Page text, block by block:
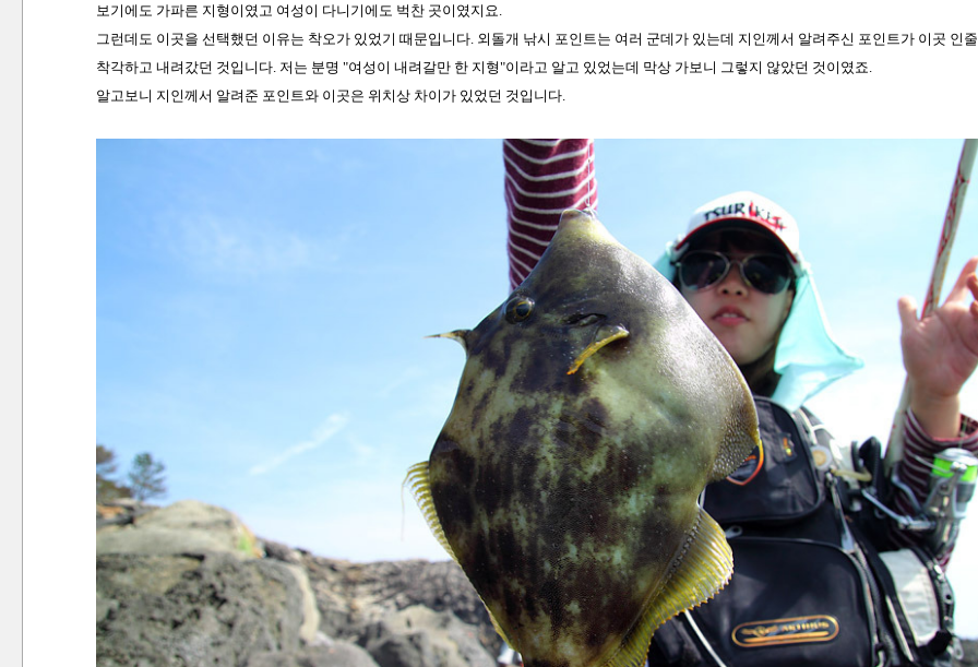
보기에도 가파른 지형이였고 여성이 다니기에도 벅찬 곳이였지요.
그런데도 이곳을 선택했던 이유는 착오가 있었기 때문입니다. 외돌개 낚시 포인트는 여러 군데가 있는데 지인께서 알려주신 포인트가 이곳 인
착각하고 내려갔던 것입니다. 저는 분명 "여성이 내려갈만 한 지형"이라고 알고 있었는데 막상 가보니 그렇지 않았던 것이였죠.
알고보니 지인께서 알려준 포인트와 이곳은 위치상 차이가 있었던 것입니다.